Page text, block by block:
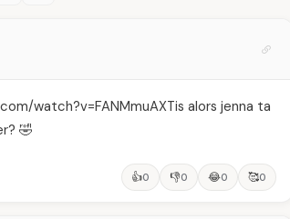
watch?v=FANMmuAXTis alors jenna ta
🤣
👍0 👎0 😂0 🥰0